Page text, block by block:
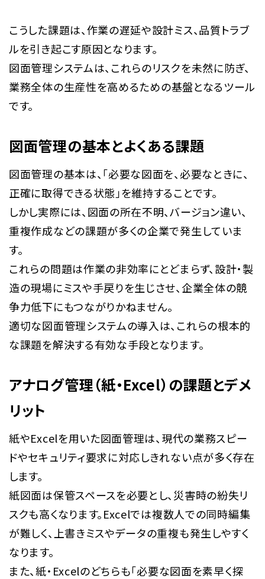
こうした課題は、作業の遅延や設計ミス、品質トラブ
ルを引き起こす原因となります。
図面管理システムは、これらのリスクを未然に防ぎ、
業務全体の生産性を高めるための基盤となるツール
です。
図面管理の基本とよくある課題
図面管理の基本は、「必要な図面を、必要なときに、
正確に取得できる状態」を維持することです。
しかし実際には、図面の所在不明、バージョン違い、
重複作成などの課題が多くの企業で発生していま
す。
これらの問題は作業の非効率にとどまらず、設計・製
造の現場にミスや手戻りを生じさせ、企業全体の競
争力低下にもつながりかねません。
適切な図面管理システムの導入は、これらの根本的
な課題を解決する有効な手段となります。
アナログ管理（紙・Excel）の課題とデメ
リット
紙やExcelを用いた図面管理は、現代の業務スピー
ドやセキュリティ要求に対応しきれない点が多く存在
します。
紙図面は保管スペースを必要とし、災害時の紛失リ
スクも高くなります。Excelでは複数人での同時編集
が難しく、上書きミスやデータの重複も発生しやすく
なります。
また、紙・Excelのどちらも「必要な図面を素早く探